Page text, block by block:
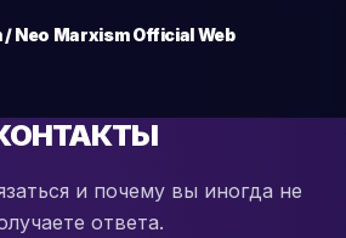
Neo Marxism Official Web
и почему вы иногда не
ответа.